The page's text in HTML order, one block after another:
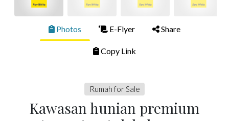
Photos E-Flyer Share
Copy Link
Rumah for Sale
Kawasan hunian premium